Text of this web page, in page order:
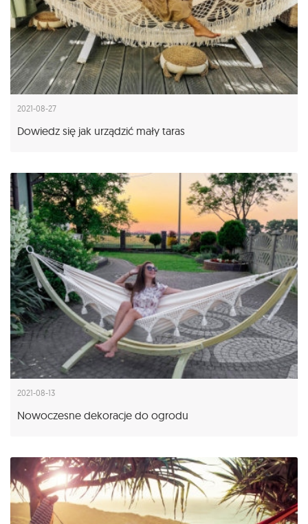
2021-08-27
Dowiedz się jak urządzić mały taras
2021-08-13
Nowoczesne dekoracje do ogrodu